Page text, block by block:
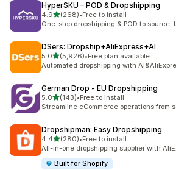
HyperSKU – POD & Dropshipping
4.9별 5개 중
(268)
총 리뷰 268개
•Free to install
One-stop dropshipping & POD to source,
DSers: Dropship+AliExpress+AI
5.0별 5개 중
(5,926)
총 리뷰 5926개
•Free plan available
Automated dropshipping with
German Drop ‑ EU Dropshipping
5.0별 5개 중
(143)
총 리뷰 143개
•Free to install
Streamline eCommerce operations from
Dropshipman: Easy Dropshipping
4.4별 5개 중
(280)
총 리뷰 280개
•Free to install
All-in-one dropshipping supplier with
Built for Shopify